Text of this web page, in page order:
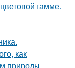
гамме.
как
природы.